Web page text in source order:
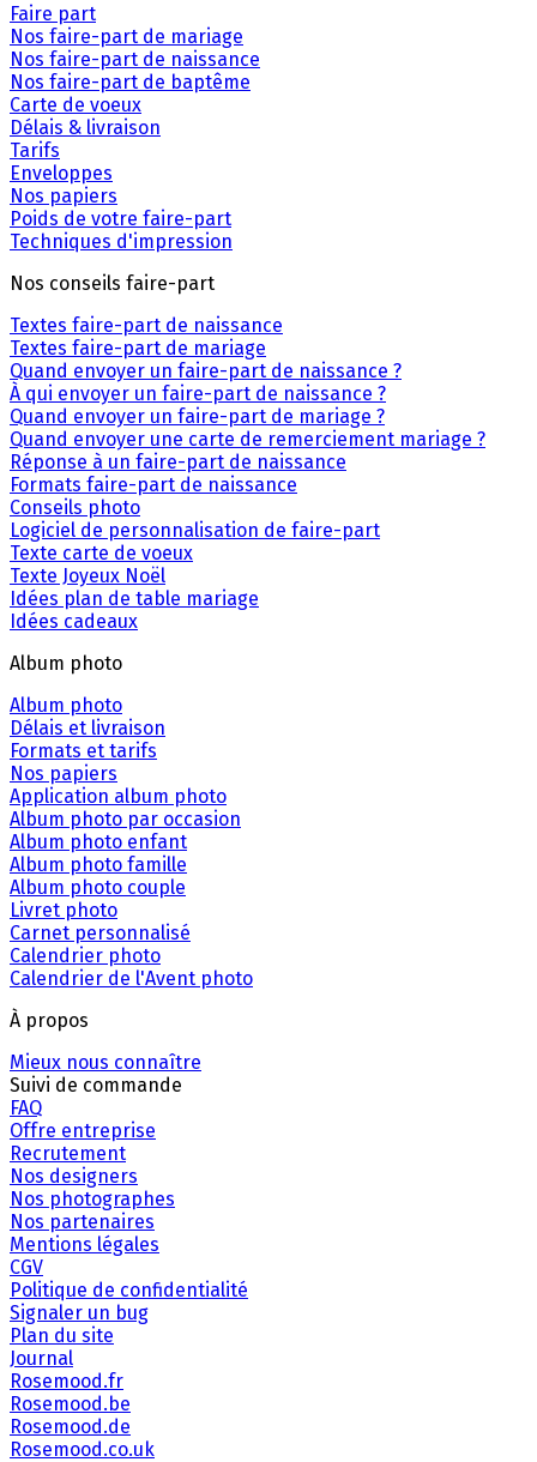
Faire part
Nos faire-part de mariage
Nos faire-part de naissance
Nos faire-part de baptême
Carte de voeux
Délais & livraison
Tarifs
Enveloppes
Nos papiers
Poids de votre faire-part
Techniques d'impression
Nos conseils faire-part
Textes faire-part de naissance
Textes faire-part de mariage
Quand envoyer un faire-part de naissance ?
À qui envoyer un faire-part de naissance ?
Quand envoyer un faire-part de mariage ?
Quand envoyer une carte de remerciement mariage ?
Réponse à un faire-part de naissance
Formats faire-part de naissance
Conseils photo
Logiciel de personnalisation de faire-part
Texte carte de voeux
Texte Joyeux Noël
Idées plan de table mariage
Idées cadeaux
Album photo
Album photo
Délais et livraison
Formats et tarifs
Nos papiers
Application album photo
Album photo par occasion
Album photo enfant
Album photo famille
Album photo couple
Livret photo
Carnet personnalisé
Calendrier photo
Calendrier de l'Avent photo
À propos
Mieux nous connaître
Suivi de commande
FAQ
Offre entreprise
Recrutement
Nos designers
Nos photographes
Nos partenaires
Mentions légales
CGV
Politique de confidentialité
Signaler un bug
Plan du site
Journal
Rosemood.fr
Rosemood.be
Rosemood.de
Rosemood.co.uk